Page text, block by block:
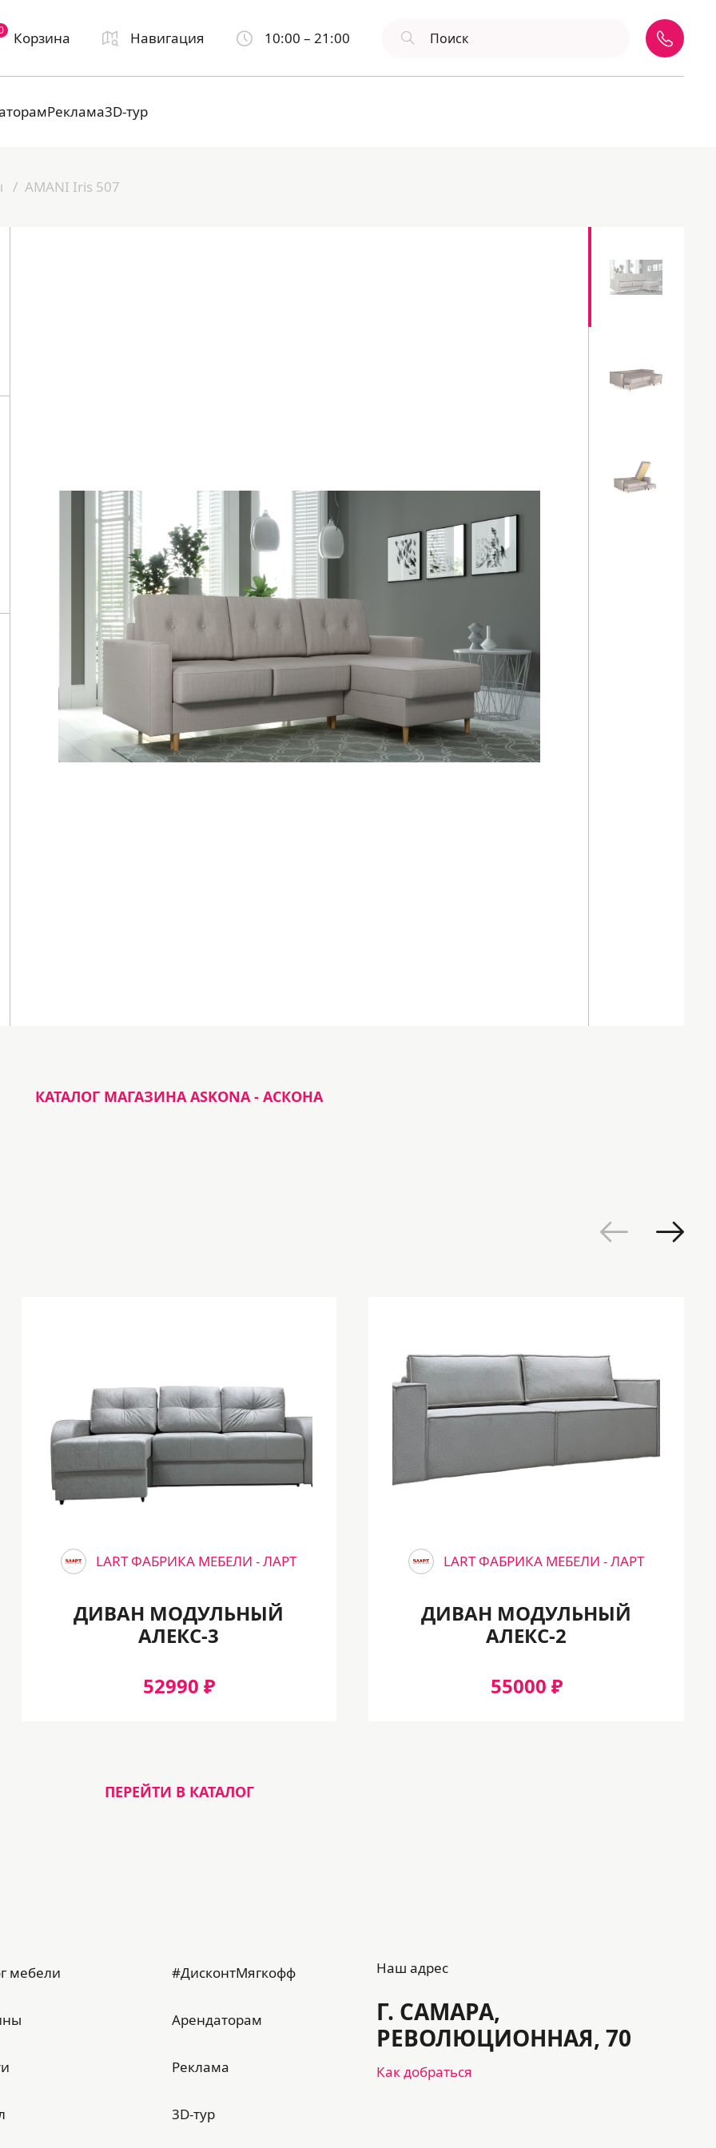
Корзина Навигация 10:00 – 21:00
Реклама3D-тур
AMANI Iris 507
КАТАЛОГ МАГАЗИНА ASKONA - АСКОНА
LART ФАБРИКА МЕБЕЛИ - ЛАРТ
ДИВАН МОДУЛЬНЫЙ
АЛЕКС-3
52990 ₽
LART ФАБРИКА МЕБЕЛИ - ЛАРТ
ДИВАН МОДУЛЬНЫЙ
АЛЕКС-2
55000 ₽
ПЕРЕЙТИ В КАТАЛОГ
мебели #ДисконтМягкофф
Арендаторам
Реклама
3D-тур
Наш адрес
Г. САМАРА,
РЕВОЛЮЦИОННАЯ, 70
Как добраться